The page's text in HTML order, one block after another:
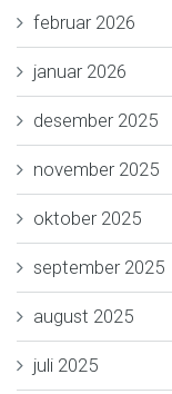
februar 2026
januar 2026
desember 2025
november 2025
oktober 2025
september 2025
august 2025
juli 2025